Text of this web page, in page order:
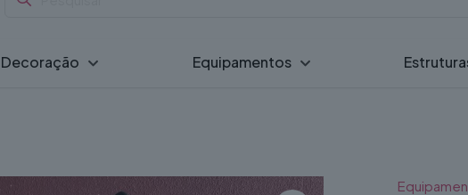
Decoração Equipamentos